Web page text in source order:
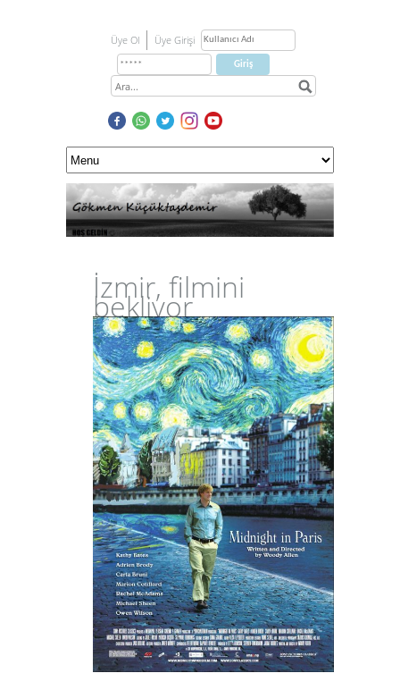
Üye Ol Üye Girişi
İzmir, filmini
bekliyor